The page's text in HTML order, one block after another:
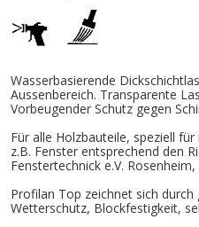
Wasserbasierende
Aussenbereich. Transparente
Vorbeugender Schutz gegen
Für alle Holzbauteile, speziell
z.B. Fenster entsprechend den
Fenstertechnick e.V.
Profilan Top zeichnet sich
Wetterschutz, Blockfestigkeit,